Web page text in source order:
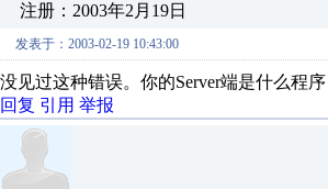
注册：2003年2月19日
发表于：2003-02-19 10:43:00
没见过这种错误。你的Server端是什么程
回复 引用 举报